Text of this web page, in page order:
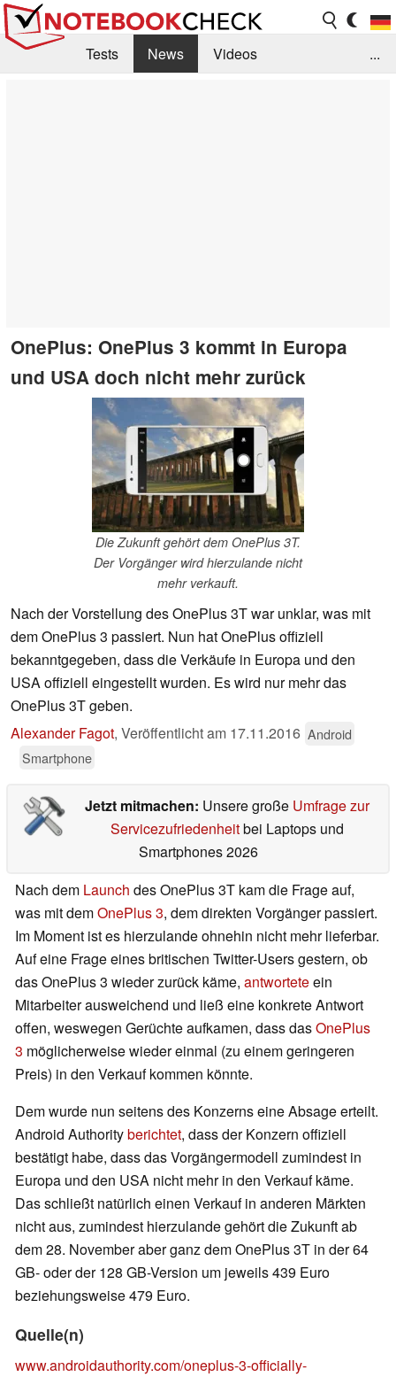
Tests News
Videos
...
OnePlus: OnePlus 3 kommt in Europa
und USA doch nicht mehr zurück
Die Zukunft gehört dem OnePlus 3T.
Der Vorgänger wird hierzulande nicht
mehr verkauft.
Nach der Vorstellung des OnePlus 3T war unklar, was mit
dem OnePlus 3 passiert. Nun hat OnePlus offiziell
bekanntgegeben, dass die Verkäufe in Europa und den
USA offiziell eingestellt wurden. Es wird nur mehr das
OnePlus 3T geben.
Alexander Fagot, Veröffentlicht am 17.11.2016 Android
Smartphone
Jetzt mitmachen: Unsere große Umfrage zur
Servicezufriedenheitbei Laptops und
Smartphones 2026
Nach dem Launch des OnePlus 3T kam die Frage auf,
was mit demOnePlus 3, dem direkten Vorgänger passiert.
Im Moment ist es hierzulande ohnehin nicht mehr lieferbar.
Auf eine Frage eines britischen Twitter-Users gestern, ob
das OnePlus 3 wieder zurück käme, antworteteein
Mitarbeiter ausweichend und ließ eine konkrete Antwort
offen, weswegen Gerüchte aufkamen, dass dasOnePlus
3 möglicherweise wieder einmal (zu einem geringeren
Preis) in den Verkauf kommen könnte.
Dem wurde nun seitens des Konzerns eine Absage erteilt.
Android Authorityberichtet, dass der Konzern offiziell
bestätigt habe, dass das Vorgängermodell zumindest in
Europa und den USA nicht mehr in den Verkauf käme.
Das schließt natürlich einen Verkauf in anderen Märkten
nicht aus, zumindest hierzulande gehört die Zukunft ab
dem 28. November aber ganz dem OnePlus 3T in der 64
GB- oder der 128 GB-Version um jeweils 439 Euro
beziehungsweise 479 Euro.
Quelle(n)
www.androidauthority.com/oneplus-3-officially-